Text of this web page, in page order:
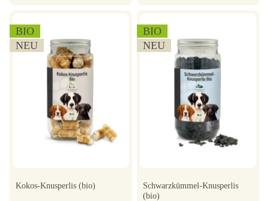
BIO
NEU
Kokos-Knusperlis (bio)
BIO
NEU
Schwarzkümmel-Knusperlis
(bio)